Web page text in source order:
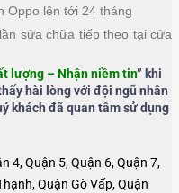
Oppo lên tới 24 tháng
sửa chữa tiếp theo tại cửa
lượng – Nhận niềm tin” khi
hài lòng với đội ngũ nhân
khách đã quan tâm sử dụng
4, Quận 5, Quận 6, Quận 7,
Quận Gò Vấp, Quận